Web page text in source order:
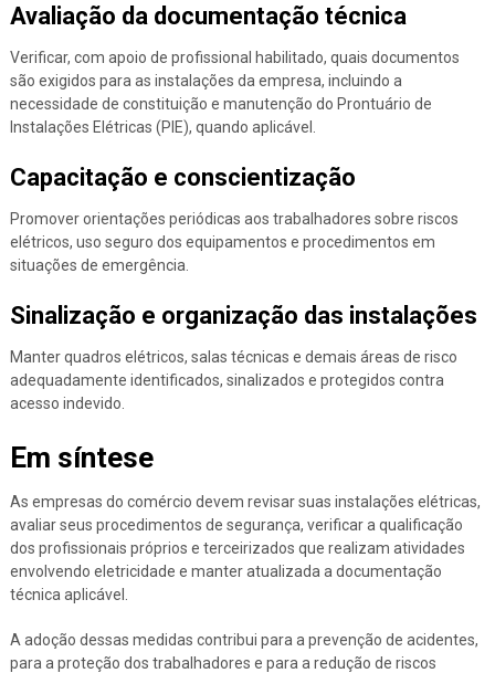
Avaliação da documentação técnica
Verificar, com apoio de profissional habilitado, quais documentos
são exigidos para as instalações da empresa, incluindo a
necessidade de constituição e manutenção do Prontuário de
Instalações Elétricas (PIE), quando aplicável.
Capacitação e conscientização
Promover orientações periódicas aos trabalhadores sobre riscos
elétricos, uso seguro dos equipamentos e procedimentos em
situações de emergência.
Sinalização e organização das instalações
Manter quadros elétricos, salas técnicas e demais áreas de risco
adequadamente identificados, sinalizados e protegidos contra
acesso indevido.
Em síntese
As empresas do comércio devem revisar suas instalações elétricas,
avaliar seus procedimentos de segurança, verificar a qualificação
dos profissionais próprios e terceirizados que realizam atividades
envolvendo eletricidade e manter atualizada a documentação
técnica aplicável.
A adoção dessas medidas contribui para a prevenção de acidentes,
para a proteção dos trabalhadores e para a redução de riscos